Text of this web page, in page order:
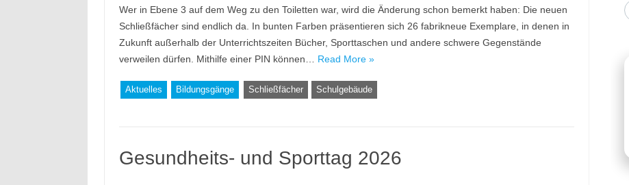
Wer in Ebene 3 auf dem Weg zu den Toiletten war, wird die Änderung schon bemerkt haben: Die neuen
Schließfächer sind endlich da. In bunten Farben präsentieren sich 26 fabrikneue Exemplare, in denen in
Zukunft außerhalb der Unterrichtszeiten Bücher, Sporttaschen und andere schwere Gegenstände
verweilen dürfen. Mithilfe einer PIN können… Read More »
Aktuelles Bildungsgänge Schließfächer Schulgebäude
Gesundheits- und Sporttag 2026